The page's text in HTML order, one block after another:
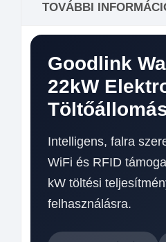
TOVÁBBI
Goodlink
22kW
Intelligens, falra
WiFi és RFID
kW töltési
felhasználásra.